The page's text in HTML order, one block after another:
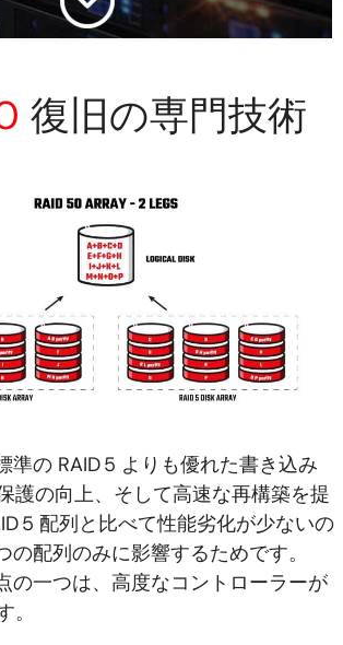
復旧の専門技術
準の RAID 5 よりも優れた書き込み
護の向上、そして高速な再構築を提
5 配列と比べて性能劣化が少ないの
の配列のみに影響するためです。
の一つは、高度なコントローラーが